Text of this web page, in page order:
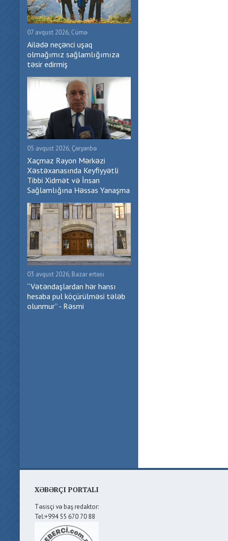
07 avqust 2026, Cümə
Ailədə neçənci uşaq
olmağımız sağlamlığımıza
təsir edirmiş
05 avqust 2026, Çərşənbə
Xaçmaz Rayon Mərkəzi
Xəstəxanasında Keyfiyyətli
Tibbi Xidmət və İnsan
Sağlamlığına Həssas Yanaşma
03 avqust 2026, Bazar ertəsi
“Vətəndaşlardan hər hansı
hesaba pul köçürülməsi tələb
olunmur” - Rəsmi
XƏBƏRÇI PORTALI
Təsisçi və baş redaktor:
Tel:+994 55 670 70 88